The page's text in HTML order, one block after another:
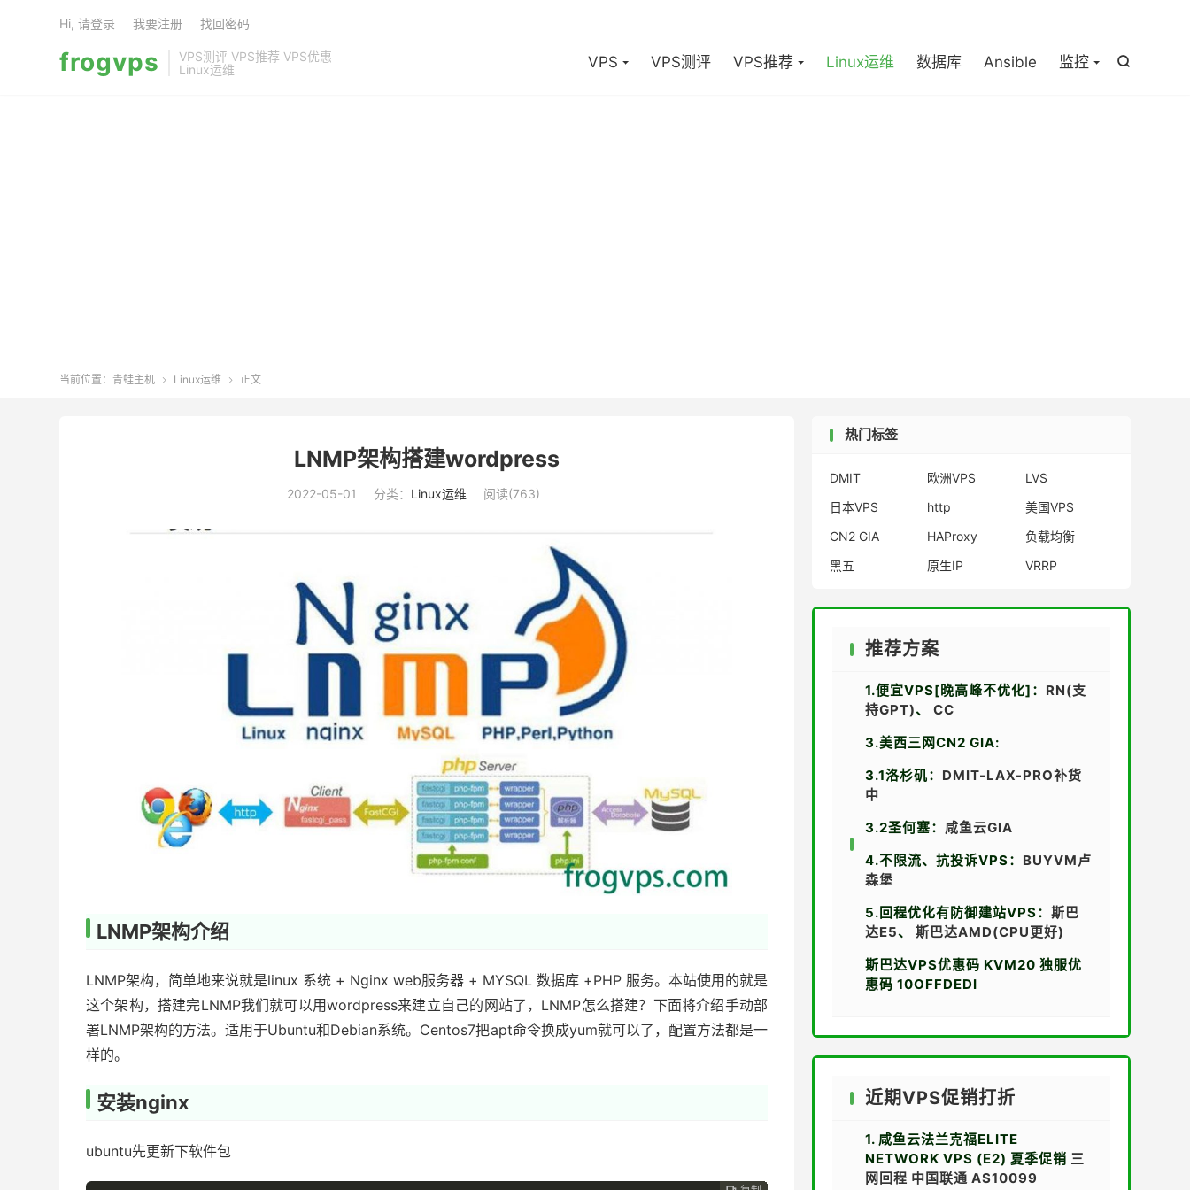
frogvps
VPS测评 VPS推荐 VPS优惠
Linux运维

VPS VPS测评 VPS推荐 Linux运维 数据库 Ansible 监控
Hi, 请登录 我要注册 找回密码
当前位置： 青蛙主机  Linux运维  正文
LNMP架构搭建wordpress
2022-05-01 分类： Linux运维 阅读(763)
LNMP架构介绍
LNMP架构，简单地来说就是linux 系统 + Nginx web服务器 + MYSQL 数据库 +PHP 服务。本站使用的就是
这个架构，搭建完LNMP我们就可以用wordpress来建立自己的网站了，LNMP怎么搭建？下面将介绍手动部
署LNMP架构的方法。适用于Ubuntu和Debian系统。Centos7把apt命令换成yum就可以了，配置方法都是一
样的。
安装nginx
ubuntu先更新下软件包
热门标签
DMIT 欧洲VPS
LVS
日本VPS
http
美国VPS
CN2 GIA
HAProxy
负载均衡
黑五
原生IP VRRP
推荐方案
1.便宜VPS[晚高峰不优化]： RN(支
持GPT)、 CC
3.美西三网CN2 GIA:
3.1洛杉矶： DMIT-LAX-PRO补货
中
3.2圣何塞： 咸鱼云GIA
4.不限流、抗投诉VPS： BUYVM卢
森堡
5.回程优化有防御建站VPS： 斯巴
达E5、 斯巴达AMD(CPU更好)
斯巴达VPS优惠码 KVM20 独服优
惠码 10OFFDEDI
近期VPS促销打折
1. 咸鱼云法兰克福ELITE
NETWORK VPS (E2) 夏季促销 三
网回程 中国联通 AS10099